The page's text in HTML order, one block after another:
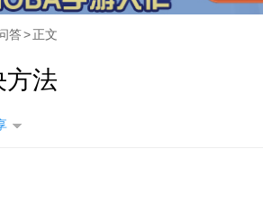
答>正文
方法